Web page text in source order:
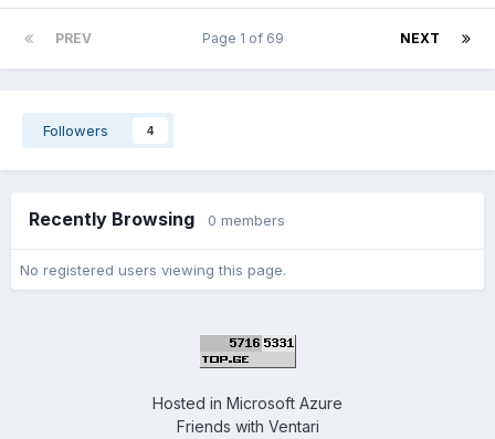
PREV NEXT
Page 1 of 69
Followers 4
Recently Browsing 0 members
No registered users viewing this page.
Hosted in Microsoft Azure
Friends with Ventari